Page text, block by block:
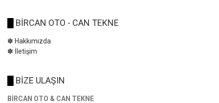
BİRCAN OTO - CAN TEKNE
✽ Hakkımızda
✽ İletişim
BİZE ULAŞIN
BİRCAN OTO & CAN TEKNE